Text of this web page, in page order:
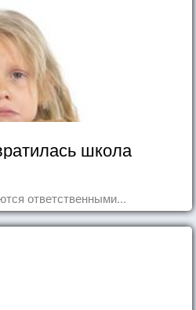
школа
ответственными...